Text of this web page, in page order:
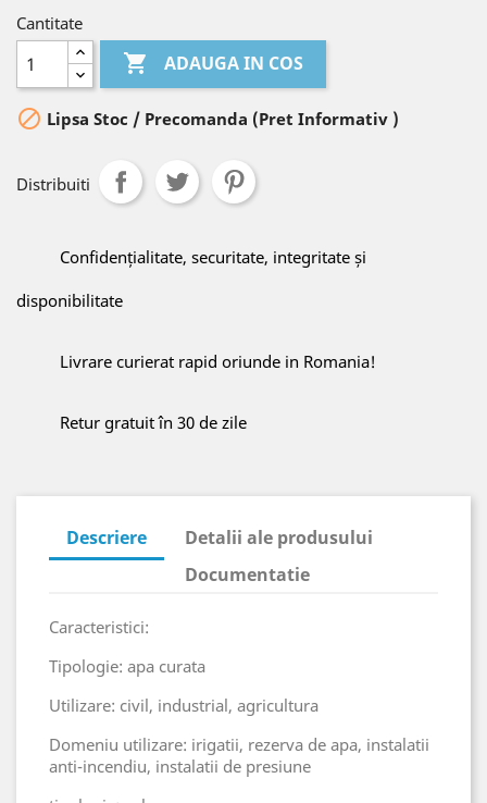
Cantitate
 ADAUGA IN COS
 Lipsa Stoc / Precomanda (Pret Informativ )
Distribuiti
Confidențialitate, securitate, integritate și
disponibilitate
Livrare curierat rapid oriunde in Romania!
Retur gratuit în 30 de zile
Descriere
Detalii ale produsului
Documentatie
Caracteristici:
Tipologie: apa curata
Utilizare: civil, industrial, agricultura
Domeniu utilizare: irigatii, rezerva de apa, instalatii
anti-incendiu, instalatii de presiune